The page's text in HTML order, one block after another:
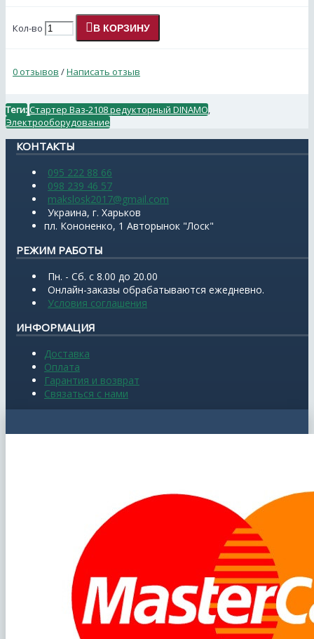
Кол-во В КОРЗИНУ
0 отзывов /Написать отзыв
Теги:Стартер Ваз-2108 редукторный DINAMO
Электрооборудование
КОНТАКТЫ
095 222 88 66
098 239 46 57
makslosk2017@gmail.com
Украина, г. Харьков
пл. Кононенко, 1 Авторынок "Лоск"
РЕЖИМ РАБОТЫ
Пн. - Сб. с 8.00 до 20.00
Онлайн-заказы обрабатываются ежедневно.
Условия соглашения
ИНФОРМАЦИЯ
Доставка
Оплата
Гарантия и возврат
Связаться с нами